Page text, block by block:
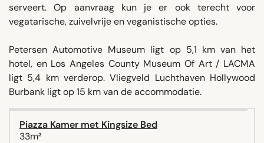
serveert. Op aanvraag kun je er ook terecht voor
vegatarische, zuivelvrije en veganistische opties.
Petersen Automotive Museum ligt op 5,1 km van het
hotel, en Los Angeles County Museum Of Art / LACMA
ligt 5,4 km verderop. Vliegveld Luchthaven Hollywood
Burbank ligt op 15 km van de accommodatie.
Piazza Kamer met Kingsize Bed
33m²